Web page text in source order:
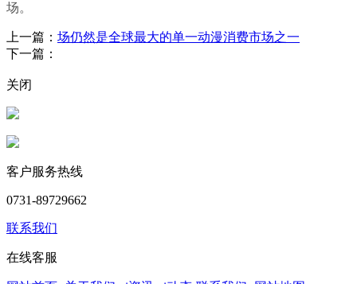
场。
上一篇： 场仍然是全球最大的单一动漫消费市场之一
下一篇：
关闭
客户服务热线
0731-89729662
联系我们
在线客服